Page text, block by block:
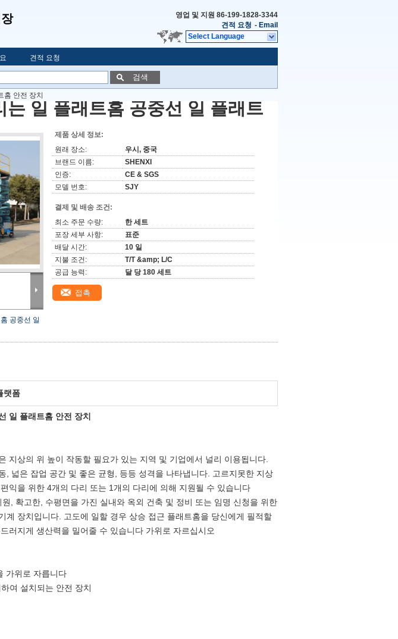
영업 및 지원 86-199-1828-3344
견적 요청 - Email
Select Language
견적 요청
검색
홈 안전 장치
는 일 플래트홈 공중선 일 플래트
공중선 일
제품 상세 정보:
원래 장소:
우시, 중국
브랜드 이름:
SHENXI
인증:
CE & SGS
모델 번호:
SJY
결제 및 배송 조건:
최소 주문 수량:
한 세트
포장 세부 사항:
표준
배달 시간:
10 일
지불 조건:
T/T &amp; L/C
공급 능력:
달 당 180 세트
접촉
랫폼
일 플래트홈 안전 장치
지상의 위 높이 작동할 필요가 있는 지역 및 기업에서 널리 이용됩니다.
, 넓은 잡업 공간 및 좋은 균형, 등등 성격을 나타냅니다. 고르지못한 지상
익을 위한 4개의 다리 또는 1개의 다리에 의해 지원될 수 있습니다
, 확고한, 수평면을 가진 실내와 옥외 건축 및 정비 또는 임명 신청을 위한
계 장치입니다. 고도에 일할 경우 상승 접근 플래트홈을 당신에게 필적할
러지게 생산력을 밀어줄 수 있습니다 가위로 자르십시오
가위로 자릅니다
여 설치되는 안전 장치